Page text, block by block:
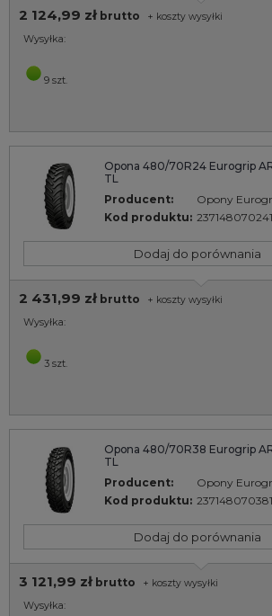
2 124,99 zł brutto + koszty wysyłki
Wysyłka:
9 szt.
Opona 480/70R24 Eurogrip
TL
Producent:
Opony
Kod produktu:
Dodaj do porównania
2 431,99 zł brutto + koszty wysyłki
Wysyłka:
3 szt.
Opona 480/70R38 Eurogrip
TL
Producent:
Opony
Kod produktu:
Dodaj do porównania
3 121,99 zł brutto + koszty wysyłki
Wysyłka: